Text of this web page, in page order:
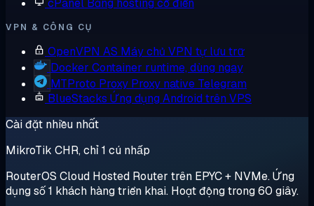
cPanel Bảng hosting cổ điển
VPN & CÔNG CỤ
OpenVPN AS Máy chủ VPN tự lưu trữ
Docker Container runtime, dùng ngay
MTProto Proxy Proxy native Telegram
BlueStacks Ứng dụng Android trên VPS
Cài đặt nhiều nhất
MikroTik CHR, chỉ 1 cú nhấp
RouterOS Cloud Hosted Router trên EPYC + NVMe. Ứng
dụng số 1 khách hàng triển khai. Hoạt động trong 60 giây.